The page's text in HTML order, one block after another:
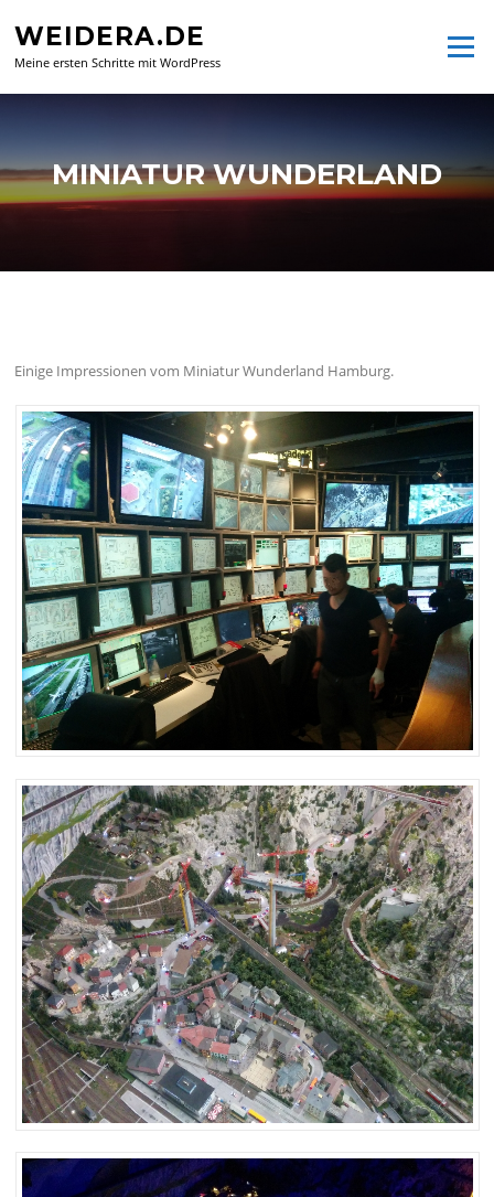
Inhalt
springen
WEIDERA.DE
Meine ersten Schritte mit WordPress
Menü
MINIATUR WUNDERLAND
Einige Impressionen vom Miniatur Wunderland Hamburg.